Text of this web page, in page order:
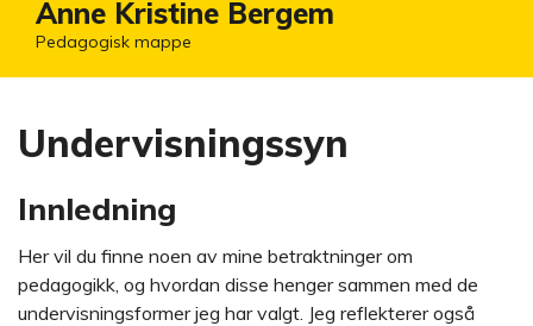
Anne Kristine Bergem
Pedagogisk mappe
Undervisningssyn
Innledning
Her vil du finne noen av mine betraktninger om
pedagogikk, og hvordan disse henger sammen med de
undervisningsformer jeg har valgt. Jeg reflekterer også